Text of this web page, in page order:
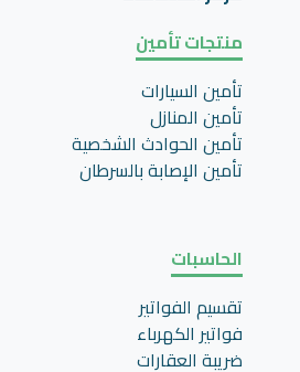
منتجات تأمين
تأمين السيارات
تأمين المنازل
تأمين الحوادث الشخصية
تأمين اﻹصابة بالسرطان
الحاسبات
تقسيم الفواتير
فواتير الكهرباء
ضريبة العقارات